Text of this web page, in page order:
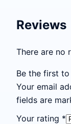
Reviews
There are no
Be the first to
Your email
fields are
Your rating *